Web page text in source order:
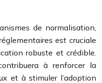
de normalisation,
est cruciale
robuste et crédible.
à renforcer la
et à stimuler l’adoption